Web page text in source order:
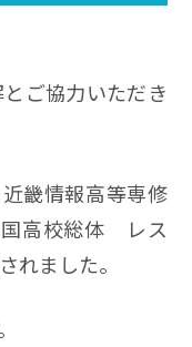
ご協力いただき
畿情報高等専修
高校総体 レス
れました。